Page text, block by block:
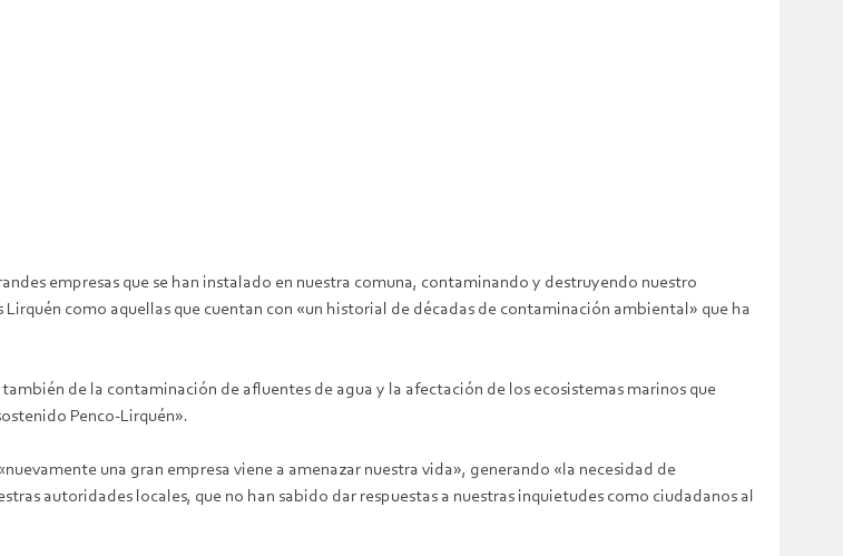
empresas que se han instalado en nuestra comuna, contaminando y destruyendo nuestro
como aquellas que cuentan con «un historial de décadas de contaminación ambiental» que ha
de la contaminación de afluentes de agua y la afectación de los ecosistemas marinos que
Penco-Lirquén».
una gran empresa viene a amenazar nuestra vida», generando «la necesidad de
autoridades locales, que no han sabido dar respuestas a nuestras inquietudes como ciudadanos al